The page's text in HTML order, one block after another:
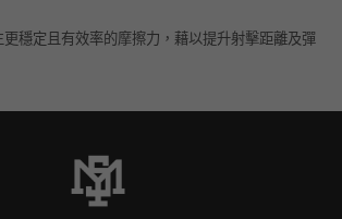
穩定且有效率的摩擦力，藉以提升射擊距離及彈